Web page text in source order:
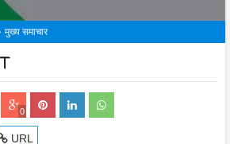
मुख्य समाचार
0
URL